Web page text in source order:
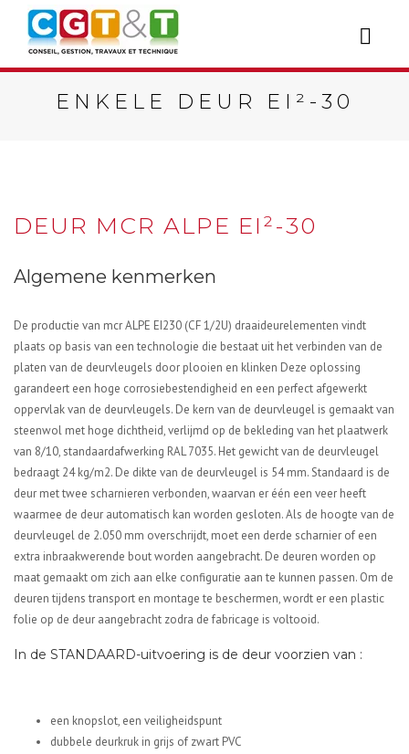
ENKELE DEUR EI²-30
DEUR MCR ALPE EI²-30
Algemene kenmerken
De productie van mcr ALPE EI230 (CF 1/2U) draaideurelementen vindt
plaats op basis van een technologie die bestaat uit het verbinden van de
platen van de deurvleugels door plooien en klinken Deze oplossing
garandeert een hoge corrosiebestendigheid en een perfect afgewerkt
oppervlak van de deurvleugels. De kern van de deurvleugel is gemaakt van
steenwol met hoge dichtheid, verlijmd op de bekleding van het plaatwerk
van 8/10, standaardafwerking RAL 7035. Het gewicht van de deurvleugel
bedraagt 24 kg/m2. De dikte van de deurvleugel is 54 mm. Standaard is de
deur met twee scharnieren verbonden, waarvan er één een veer heeft
waarmee de deur automatisch kan worden gesloten. Als de hoogte van de
deurvleugel de 2.050 mm overschrijdt, moet een derde scharnier of een
extra inbraakwerende bout worden aangebracht. De deuren worden op
maat gemaakt om zich aan elke configuratie aan te kunnen passen. Om de
deuren tijdens transport en montage te beschermen, wordt er een plastic
folie op de deur aangebracht zodra de fabricage is voltooid.
In de STANDAARD-uitvoering is de deur voorzien van :
een knopslot, een veiligheidspunt
dubbele deurkruk in grijs of zwart PVC